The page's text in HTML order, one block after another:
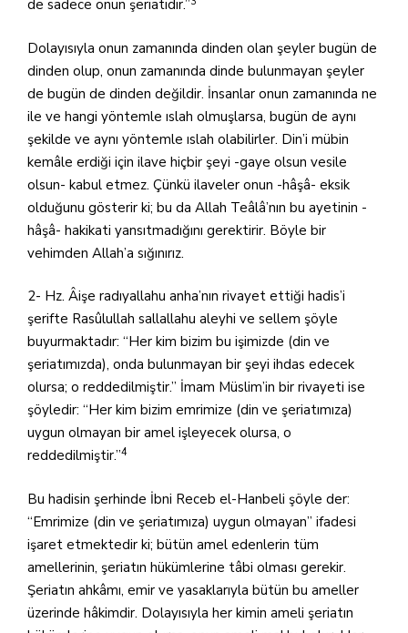
de sadece onun şeriatıdır.”
Dolayısıyla onun zamanında dinden olan şeyler bugün de
dinden olup, onun zamanında dinde bulunmayan şeyler
de bugün de dinden değildir. İnsanlar onun zamanında ne
ile ve hangi yöntemle ıslah olmuşlarsa, bugün de aynı
şekilde ve aynı yöntemle ıslah olabilirler. Din’i mübin
kemâle erdiği için ilave hiçbir şeyi -gaye olsun vesile
olsun- kabul etmez. Çünkü ilaveler onun -hâşâ- eksik
olduğunu gösterir ki; bu da Allah Teâlâ’nın bu ayetinin -
hâşâ- hakikati yansıtmadığını gerektirir. Böyle bir
vehimden Allah’a sığınırız.
2- Hz. Âişe radıyallahu anha’nın rivayet ettiği hadis’i
şerifte Rasûlullah sallallahu aleyhi ve sellem şöyle
buyurmaktadır: “Her kim bizim bu işimizde (din ve
şeriatımızda), onda bulunmayan bir şeyi ihdas edecek
olursa; o reddedilmiştir.” İmam Müslim’in bir rivayeti ise
şöyledir: “Her kim bizim emrimize (din ve şeriatımıza)
uygun olmayan bir amel işleyecek olursa, o
reddedilmiştir.”4
Bu hadisin şerhinde İbni Receb el-Hanbeli şöyle der:
“Emrimize (din ve şeriatımıza) uygun olmayan” ifadesi
işaret etmektedir ki; bütün amel edenlerin tüm
amellerinin, şeriatın hükümlerine tâbi olması gerekir.
Şeriatın ahkâmı, emir ve yasaklarıyla bütün bu ameller
üzerinde hâkimdir. Dolayısıyla her kimin ameli şeriatın